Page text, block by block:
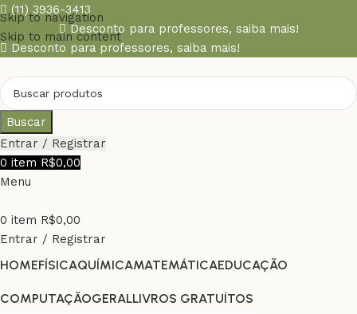
Skip to navigation
Skip to main content
(11) 3936-3413
Desconto para professores, saiba mais!
Desconto para professores, saiba mais!
Buscar
Entrar / Registrar
0 item R$0,00
Menu
0 item R$0,00
Entrar / Registrar
HOMEFÍSICAQUÍMICAMATEMÁTICAEDUCAÇÃO
COMPUTAÇÃOGERALLIVROS GRATUÍTOS